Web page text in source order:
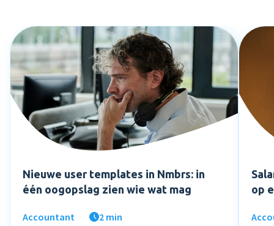
Nieuwe user templates in Nmbrs: in
één oogopslag zien wie wat mag
Accountant 2 min
op